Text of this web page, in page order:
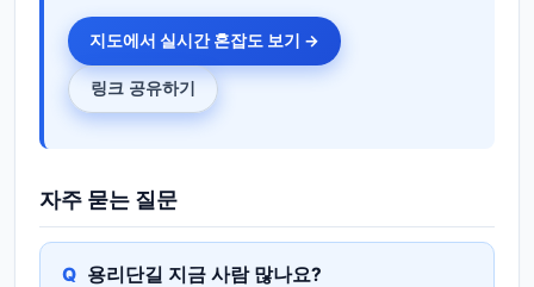
지도에서 실시간 혼잡도 보기 →
링크 공유하기
자주 묻는 질문
용리단길 지금 사람 많나요?